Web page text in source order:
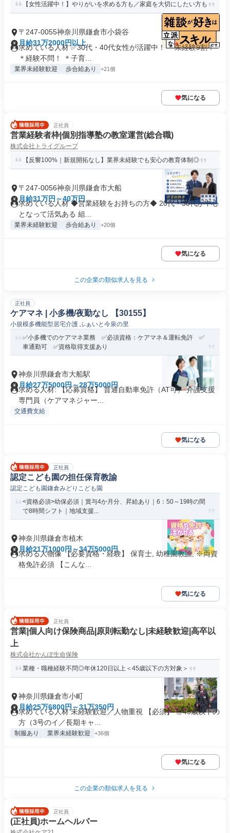
【女性活躍中！】やりがいを求める方も／家庭を大切にしたい方も
〒247-0055神奈川県鎌倉市小袋谷
月給31万2000円以上
求めている人材 ✅30代・40代女性が活躍中！ ＊未経験9割！
＊経験不問！ ＊子育...
業界未経験歓迎 歩合給あり +21個
気になる
正社員
営業経験者枠|個別指導塾の教室運営(総合職)
株式会社トライグループ
【反響100%｜新規開拓なし】業界未経験でも安心の教育体制◎
〒247-0056神奈川県鎌倉市大船
月給31万円～40万円
求めている人材 ◆営業経験をお持ちの方◆ 20代・30代が中心
となって活気ある 組...
業界未経験歓迎 歩合給あり +20個
気になる
この企業の類似求人を見る
正社員
ケアマネ | 小多機/夜勤なし 【30155】
小規模多機能型居宅介護 ふぁいと今泉の里
✅小多機でのケアマネ業務 ✅必須資格：ケアマネ＆運転免許 ✅
車通勤可 ✅資格取得支援あり
神奈川県鎌倉市大船駅
月給27万5000円～28万5000円
求める人材: 【応募資格】 普通自動車免許（AT可） 介護支援
専門員（ケアマネジャー...
交通費支給
気になる
正社員
認定こども園の担任保育教諭
認定こども園鎌倉みどりこども園
<資格必須>幼保必須｜賞与4か月分、昇給あり｜6：50～19時の間
で8時間シフト｜地域支援...
神奈川県鎌倉市植木
月給21万1000円～34万5000円
求める人物像 【必要資格・経験】 保育士, 幼稚園教諭, ※両資
格免許必須 【こんな...
気になる
正社員
営業|個人向け保険商品|原則転勤なし|未経験歓迎|高卒以
上
株式会社かんぽ生命保険
業種・職種経験不問◎年休120日以上＜45歳以下の方対象＞
神奈川県鎌倉市小町
月給25万6800円～31万350円
求めている人材 未経験歓迎／人物重視 【必須】 ◎45歳以下の
方（3号のイ／長期キャ...
制服あり 業界未経験歓迎 +36個
気になる
この企業の類似求人を見る
正社員
(正社員)ホームヘルパー